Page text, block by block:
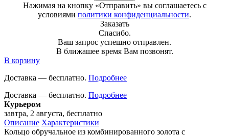
Нажимая на кнопку «Отправить» вы соглашаетесь с
условиями политики конфиденциальности.
Заказать
Спасибо.
Ваш запрос успешно отправлен.
В ближашее время Вам позвонят.
В корзину
Доставка — бесплатно. Подробнее
Доставка — бесплатно. Подробнее
Курьером
завтра, 2 августа, бесплатно
Описание Характеристики
Кольцо обручальное из комбинированного золота с